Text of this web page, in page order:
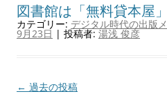
図書館は「無料貸本屋
カテゴリー: デジタル時代の出版
9月23日 | 投稿者:湯浅 俊彦
投
← 過去の投稿